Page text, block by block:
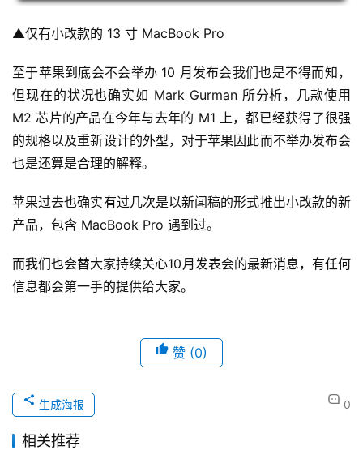
▲仅有小改款的 13 寸 MacBook Pro
至于苹果到底会不会举办 10 月发布会我们也是不得而知，
但现在的状况也确实如 Mark Gurman 所分析，几款使用
M2 芯片的产品在今年与去年的 M1 上，都已经获得了很强
的规格以及重新设计的外型，对于苹果因此而不举办发布会
也是还算是合理的解释。
苹果过去也确实有过几次是以新闻稿的形式推出小改款的新
产品，包含 MacBook Pro 遇到过。
而我们也会替大家持续关心10月发表会的最新消息，有任何
信息都会第一手的提供给大家。
赞 (0)
0
生成海报
相关推荐